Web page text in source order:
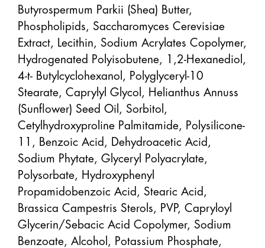
Butyrospermum Parkii (Shea) Butter,
Phospholipids, Saccharomyces Cerevisiae
Extract, Lecithin, Sodium Acrylates Copolymer,
Hydrogenated Polyisobutene, 1,2-Hexanediol,
4-t- Butylcyclohexanol, Polyglyceryl-10
Stearate, Caprylyl Glycol, Helianthus Annuss
(Sunflower) Seed Oil, Sorbitol,
Cetylhydroxyproline Palmitamide, Polysilicone-
11, Benzoic Acid, Dehydroacetic Acid,
Sodium Phytate, Glyceryl Polyacrylate,
Polysorbate, Hydroxyphenyl
Propamidobenzoic Acid, Stearic Acid,
Brassica Campestris Sterols, PVP, Capryloyl
Glycerin/Sebacic Acid Copolymer, Sodium
Benzoate, Alcohol, Potassium Phosphate,